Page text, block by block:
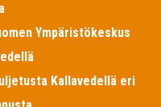
Ympäristökeskus
Kallavedellä eri